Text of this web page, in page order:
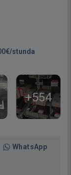
stunda
+554
WhatsApp